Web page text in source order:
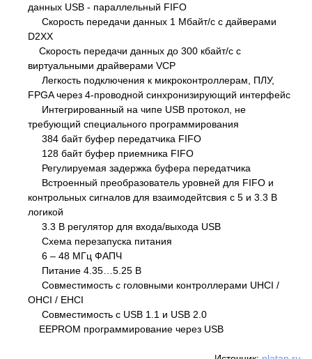
данных USB - параллельный FIFO
Скорость передачи данных 1 Мбайт/с с дайверами
D2XX
Скорость передачи данных до 300 кбайт/с с
виртуальными драйверами VCP
Легкость подключения к микроконтроллерам, ПЛУ,
FPGA через 4-проводной синхронизирующий интерфейс
Интегрированный на чипе USB протокол, не
требующий специального программирования
384 байт буфер передатчика FIFO
128 байт буфер приемника FIFO
Регулируемая задержка буфера передатчика
Встроенный преобразователь уровней для FIFO и
контрольных сигналов для взаимодейтсвия с 5 и 3.3 В
логикой
3.3 В регулятор для входа/выхода USB
Схема перезапуска питания
6 – 48 МГц ФАПЧ
Питание 4.35…5.25 В
Совместимость с головными контроллерами UHCI /
OHCI / EHCI
Совместимость с USB 1.1 и USB 2.0
EEPROM программирование через USB